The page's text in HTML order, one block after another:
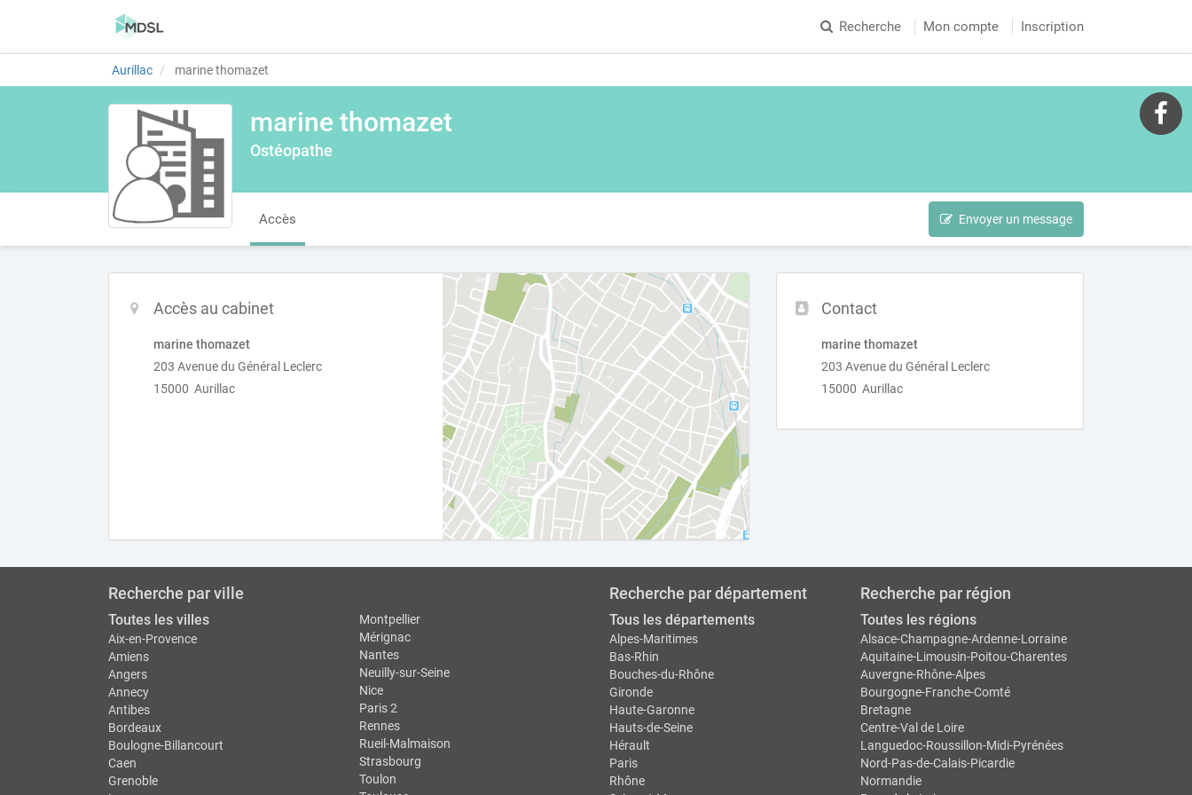
Recherche Mon compte Inscription
Aurillac marine thomazet
marine thomazet
Ostéopathe
Accès Envoyer un message
Contact
marine thomazet
203 Avenue du Général Leclerc
15000 Aurillac
Accès au cabinet
marine thomazet
203 Avenue du Général Leclerc
15000 Aurillac
Recherche par ville
Toutes les villes
Aix-en-Provence
Amiens
Angers
Annecy
Antibes
Bordeaux
Boulogne-Billancourt
Caen
Grenoble
Montpellier
Mérignac
Nantes
Neuilly-sur-Seine
Nice
Paris 2
Rennes
Rueil-Malmaison
Strasbourg
Toulon
Recherche par département
Tous les départements
Alpes-Maritimes
Bas-Rhin
Bouches-du-Rhône
Gironde
Haute-Garonne
Hauts-de-Seine
Hérault
Paris
Rhône
Recherche par région
Toutes les régions
Alsace-Champagne-Ardenne-Lorraine
Aquitaine-Limousin-Poitou-Charentes
Auvergne-Rhône-Alpes
Bourgogne-Franche-Comté
Bretagne
Centre-Val de Loire
Languedoc-Roussillon-Midi-Pyrénées
Nord-Pas-de-Calais-Picardie
Normandie